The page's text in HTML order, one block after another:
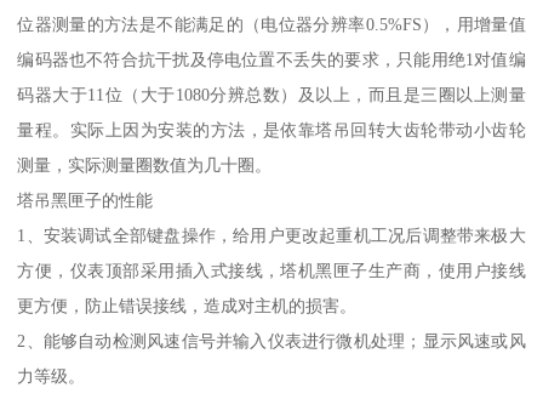
位器测量的方法是不能满足的（电位器分辨率0.5%FS），用增量值
编码器也不符合抗干扰及停电位置不丢失的要求，只能用绝1对值编
码器大于11位（大于1080分辨总数）及以上，而且是三圈以上测量
量程。实际上因为安装的方法，是依靠塔吊回转大齿轮带动小齿轮
测量，实际测量圈数值为几十圈。
塔吊黑匣子的性能
1、安装调试全部键盘操作，给用户更改起重机工况后调整带来极大
方便，仪表顶部采用插入式接线，塔机黑匣子生产商，使用户接线
更方便，防止错误接线，造成对主机的损害。
2、能够自动检测风速信号并输入仪表进行微机处理；显示风速或风
力等级。